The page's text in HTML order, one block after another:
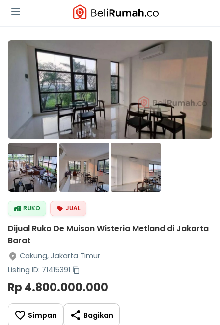
RUKO JUAL
Dijual Ruko De Muison Wisteria Metland di Jakarta
Barat
Cakung, Jakarta Timur
Listing ID: 71415391
Rp 4.800.000.000
Simpan Bagikan